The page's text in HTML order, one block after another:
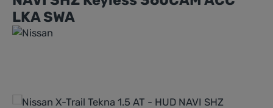
LKA SWA
Bildergalerie überspringen